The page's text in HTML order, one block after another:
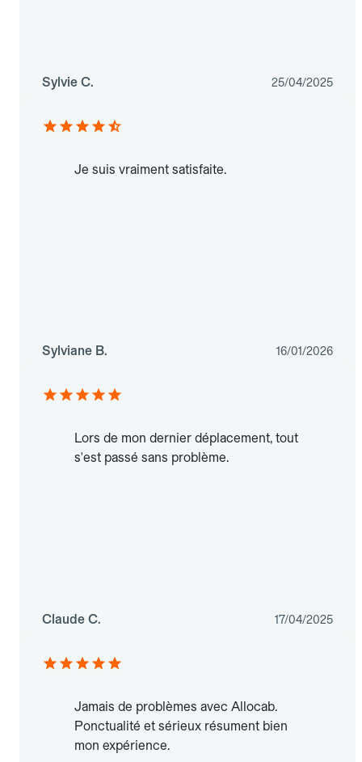
Sylvie C. 25/04/2025
Je suis vraiment satisfaite.
Sylviane B. 16/01/2026
Lors de mon dernier déplacement, tout
s'est passé sans problème.
Claude C. 17/04/2025
Jamais de problèmes avec Allocab.
Ponctualité et sérieux résument bien
mon expérience.